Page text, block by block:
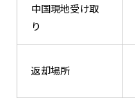
中国現地受け取
り
返却場所